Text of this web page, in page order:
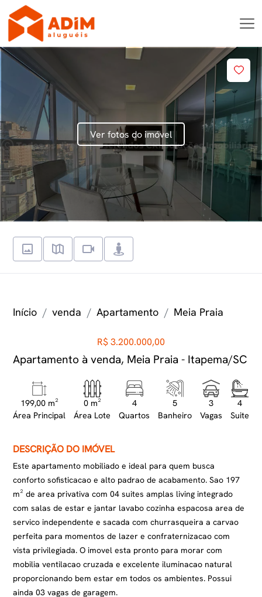
Ver fotos do imóvel
Início venda Apartamento Meia Praia
R$ 3.200.000,00
Apartamento à venda, Meia Praia - Itapema/SC
199,00 m²
Área Principal
0 m²
Área Lote
4
Quartos
5
Banheiro
3
Vagas
4
Suite
DESCRIÇÃO DO IMÓVEL
Este apartamento mobiliado e ideal para quem busca
conforto sofisticacao e alto padrao de acabamento. Sao 197
m² de area privativa com 04 suites amplas living integrado
com salas de estar e jantar lavabo cozinha espacosa area de
servico independente e sacada com churrasqueira a carvao
perfeita para momentos de lazer e confraternizacao com
vista privilegiada. O imovel esta pronto para morar com
mobilia ventilacao cruzada e excelente iluminacao natural
proporcionando bem estar em todos os ambientes. Possui
ainda 03 vagas de garagem.